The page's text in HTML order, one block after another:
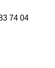
74 04